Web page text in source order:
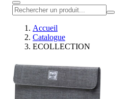
Accueil
Catalogue
ECOLLECTION